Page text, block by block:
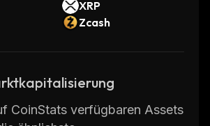
XRP
Zcash
CoinStats verfügbaren Assets